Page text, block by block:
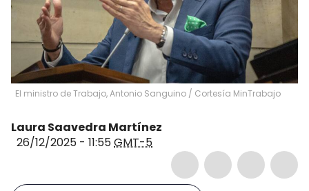
El ministro de Trabajo, Antonio Sanguino / Cortesía MinTrabajo
Laura Saavedra Martínez
26/12/2025 - 11:55GMT-5